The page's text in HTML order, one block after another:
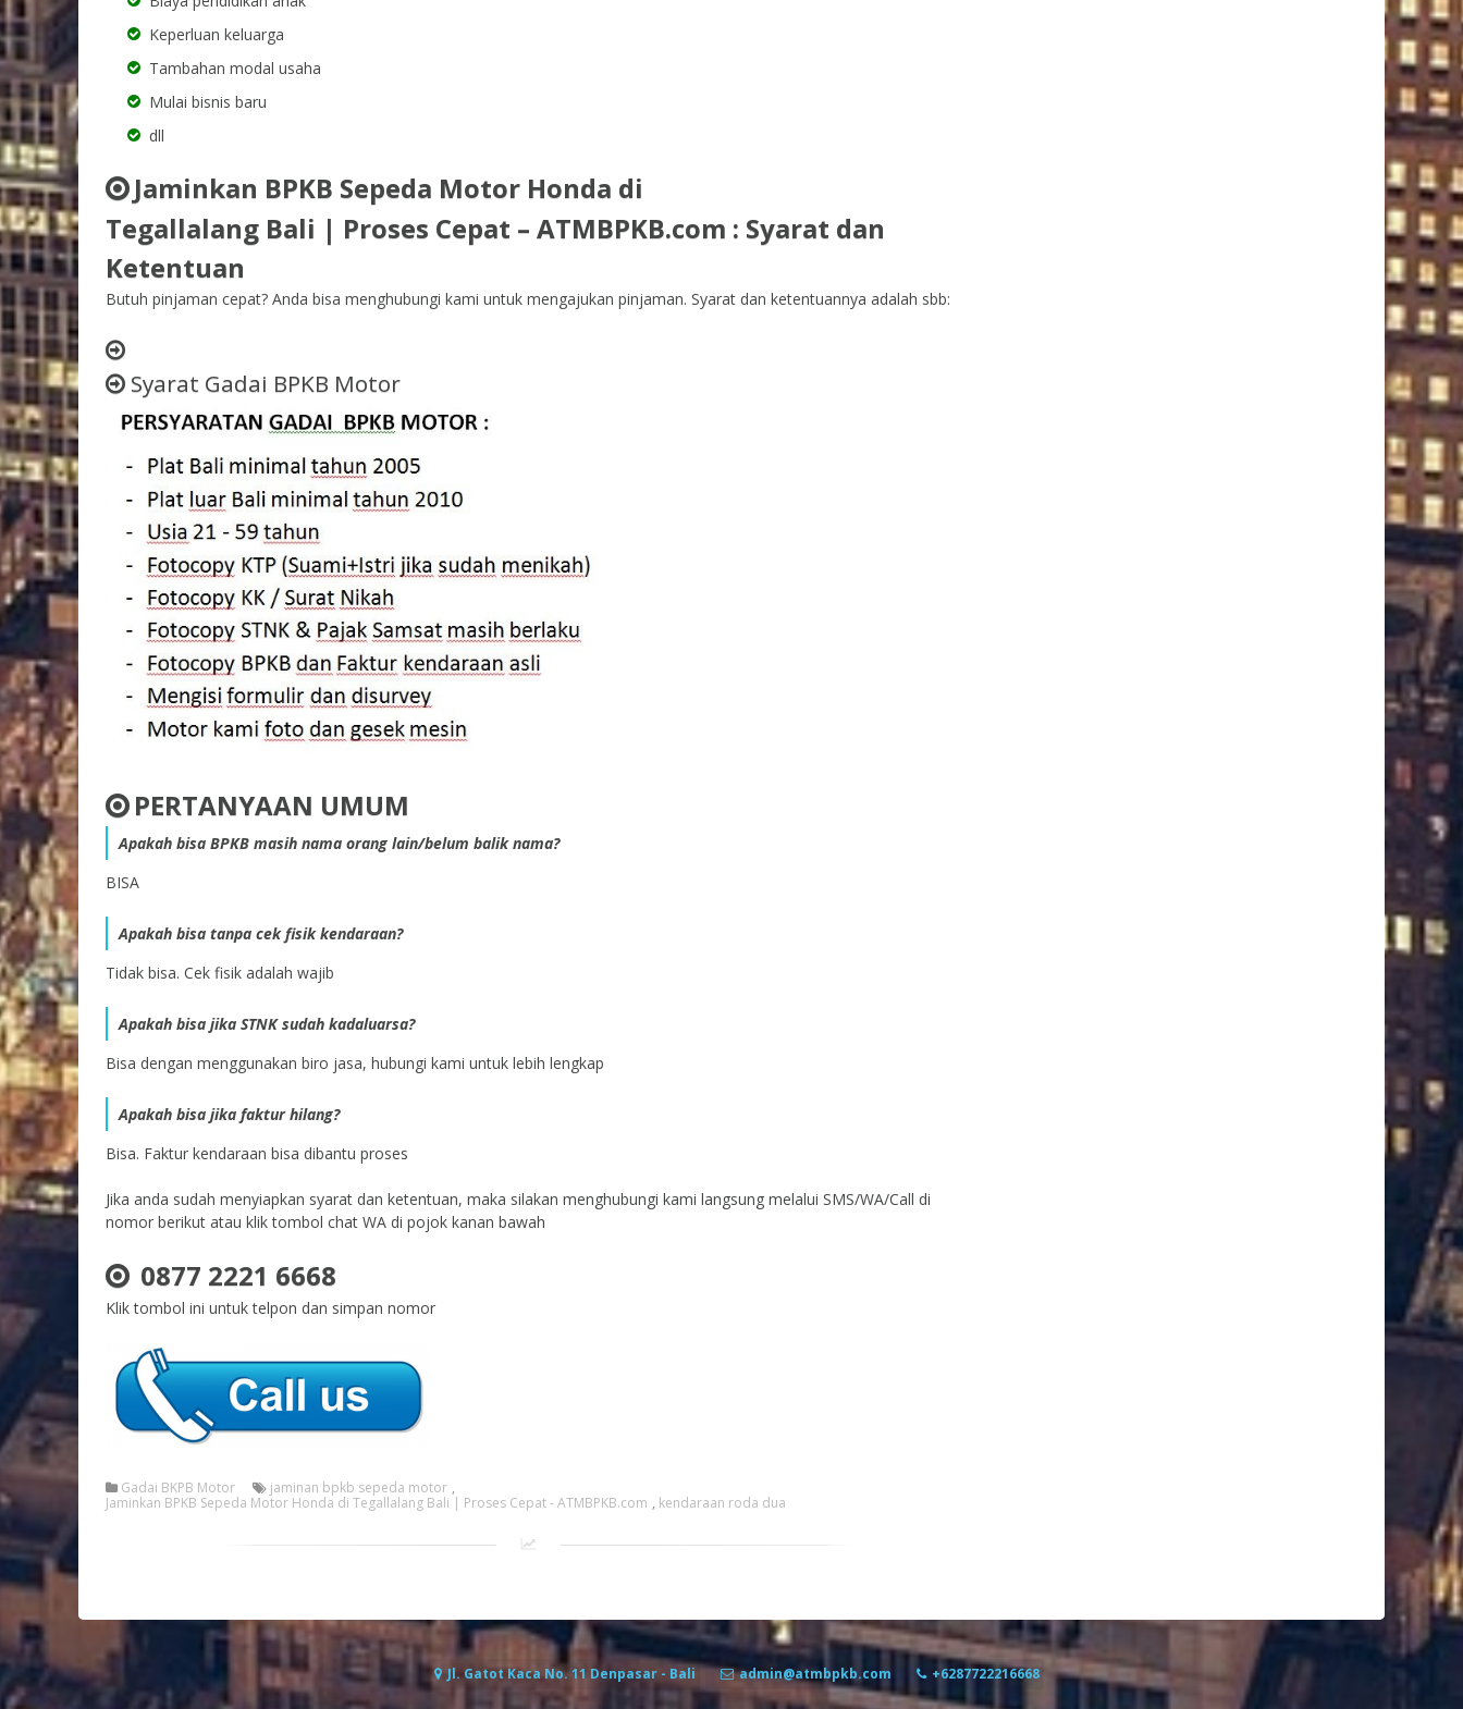
Keperluan keluarga
Tambahan modal usaha
Mulai bisnis baru
dll
Jaminkan BPKB Sepeda Motor Honda di
Tegallalang Bali | Proses Cepat – ATMBPKB.com : Syarat dan
Ketentuan
Butuh pinjaman cepat? Anda bisa menghubungi kami untuk mengajukan pinjaman. Syarat dan ketentuannya adalah sbb:
Syarat Gadai BPKB Motor
PERTANYAAN UMUM
Apakah bisa BPKB masih nama orang lain/belum balik nama?
BISA
Apakah bisa tanpa cek fisik kendaraan?
Tidak bisa. Cek fisik adalah wajib
Apakah bisa jika STNK sudah kadaluarsa?
Bisa dengan menggunakan biro jasa, hubungi kami untuk lebih lengkap
Apakah bisa jika faktur hilang?
Bisa. Faktur kendaraan bisa dibantu proses
Jika anda sudah menyiapkan syarat dan ketentuan, maka silakan menghubungi kami langsung melalui SMS/WA/Call di
nomor berikut atau klik tombol chat WA di pojok kanan bawah
0877 2221 6668
Klik tombol ini untuk telpon dan simpan nomor
Gadai BKPB Motor jaminan bpkb sepeda motor ,
Jaminkan BPKB Sepeda Motor Honda di Tegallalang Bali | Proses Cepat - ATMBPKB.com , kendaraan roda dua
Jl. Gatot Kaca No. 11 Denpasar - Bali admin@atmbpkb.com +6287722216668